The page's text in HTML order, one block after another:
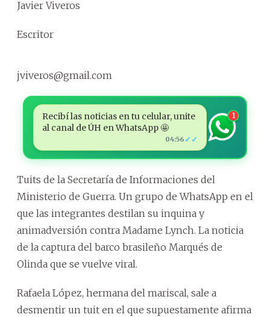
Javier Viveros
Escritor
jviveros@gmail.com
Recibí las noticias en tu celular, unite
al canal de ÚH en WhatsApp 🤩
04:56 ✓✓
1
Tuits de la Secretaría de Informaciones del
Ministerio de Guerra. Un grupo de WhatsApp en el
que las integrantes destilan su inquina y
animadversión contra Madame Lynch. La noticia
de la captura del barco brasileño Marqués de
Olinda que se vuelve viral.
Rafaela López, hermana del mariscal, sale a
desmentir un tuit en el que supuestamente afirma